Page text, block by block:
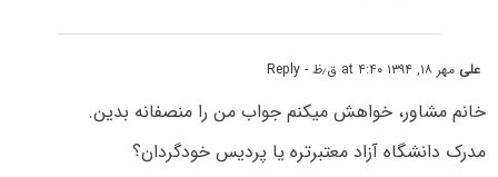
علی مهر ۱۸, ۱۳۹۴ at ۴:۴۰ ق٫ظ - Reply
خانم مشاور، خواهش میکنم جواب من را منصفانه بدین.
مدرک دانشگاه آزاد معتبرتره یا پردیس خودگردان؟